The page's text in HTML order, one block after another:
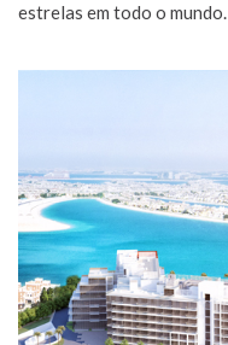
estrelas em todo o mundo.